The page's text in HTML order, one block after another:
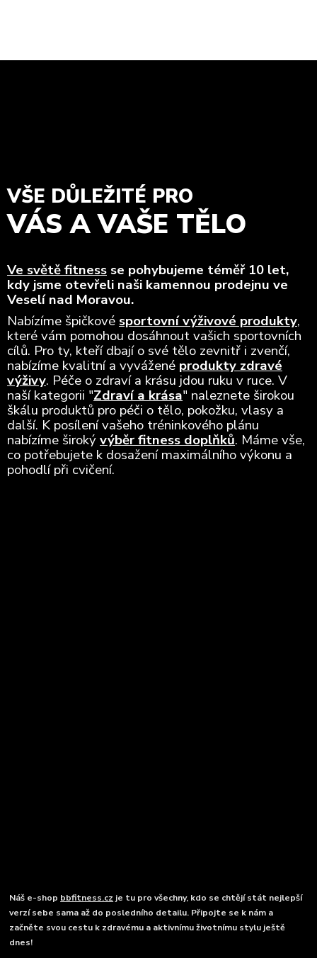
VŠE DŮLEŽITÉ PRO
VÁS A VAŠE TĚLO
Ve světě fitness se pohybujeme téměř 10 let,
kdy jsme otevřeli naši kamennou prodejnu ve
Veselí nad Moravou.
Nabízíme špičkové sportovní výživové produkty,
které vám pomohou dosáhnout vašich sportovních
cílů. Pro ty, kteří dbají o své tělo zevnitř i zvenčí,
nabízíme kvalitní a vyvážené produkty zdravé
výživy. Péče o zdraví a krásu jdou ruku v ruce. V
naší kategorii "Zdraví a krása" naleznete širokou
škálu produktů pro péči o tělo, pokožku, vlasy a
další. K posílení vašeho tréninkového plánu
nabízíme širokývýběr fitness doplňků. Máme vše,
co potřebujete k dosažení maximálního výkonu a
pohodlí při cvičení.
Náš e-shop bbfitness.cz je tu pro všechny, kdo se chtějí stát nejlepší
verzí sebe sama až do posledního detailu. Připojte se k nám a
začněte svou cestu k zdravému a aktivnímu životnímu stylu ještě
dnes!